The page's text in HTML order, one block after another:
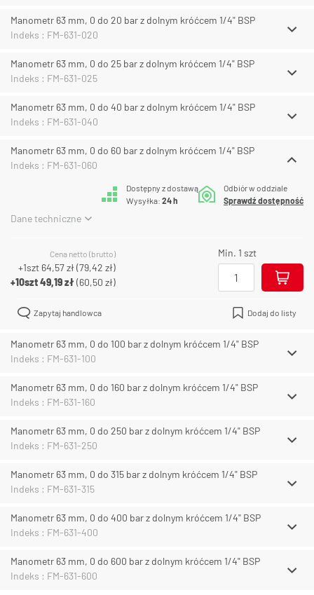
Manometr 63 mm, 0 do 20 bar z dolnym króćcem 1/4" BSP
Indeks : FM-631-020
Manometr 63 mm, 0 do 25 bar z dolnym króćcem 1/4" BSP
Indeks : FM-631-025
Manometr 63 mm, 0 do 40 bar z dolnym króćcem 1/4" BSP
Indeks : FM-631-040
Manometr 63 mm, 0 do 60 bar z dolnym króćcem 1/4" BSP
Indeks : FM-631-060
Dostępny z dostawą
Wysyłka: 24 h
Odbiór w oddziale
Sprawdź dostępność
Dane techniczne
Cena netto (brutto)
+1szt 64,57 zł(79,42 zł)
+10szt49,19 zł(60,50 zł)
Min. 1 szt
Zapytaj handlowca Dodaj do listy
Manometr 63 mm, 0 do 100 bar z dolnym króćcem 1/4" BSP
Indeks : FM-631-100
Manometr 63 mm, 0 do 160 bar z dolnym króćcem 1/4" BSP
Indeks : FM-631-160
Manometr 63 mm, 0 do 250 bar z dolnym króćcem 1/4" BSP
Indeks : FM-631-250
Manometr 63 mm, 0 do 315 bar z dolnym króćcem 1/4" BSP
Indeks : FM-631-315
Manometr 63 mm, 0 do 400 bar z dolnym króćcem 1/4" BSP
Indeks : FM-631-400
Manometr 63 mm, 0 do 600 bar z dolnym króćcem 1/4" BSP
Indeks : FM-631-600